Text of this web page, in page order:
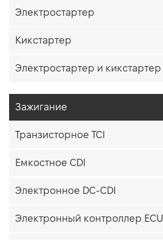
Электростартер
Кикстартер
Электростартер и кикстартер
Зажигание
Транзисторное TCI
Емкостное CDI
Электронное DC-CDI
Электронный контроллер ECU